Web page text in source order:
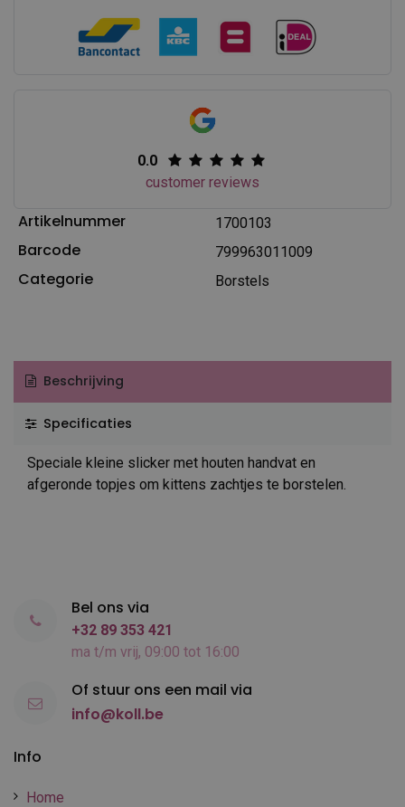
0.0
customer reviews
Artikelnummer 1700103
Barcode 799963011009
Categorie Borstels
Beschrijving
Specificaties
Speciale kleine slicker met houten handvat en
afgeronde topjes om kittens zachtjes te borstelen.
Info
Home
Bel ons via
+32 89 353 421
ma t/m vrij, 09:00 tot 16:00
Of stuur ons een mail via
info@koll.be